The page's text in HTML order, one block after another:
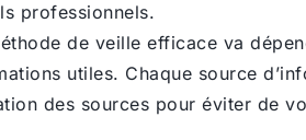
professionnels.
de veille efficace va
utiles. Chaque source
des sources pour éviter de